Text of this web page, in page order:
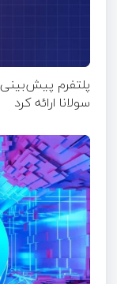
پلتفرم
سولانا ارائه کرد